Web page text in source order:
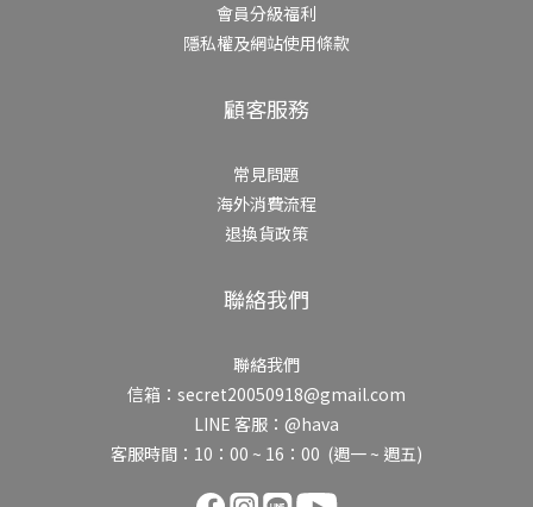
會員分級福利
隱私權及網站使用條款
顧客服務
常見問題
海外消費流程
退換貨政策
聯絡我們
聯絡我們
信箱：secret20050918@gmail.com
LINE 客服：@hava
客服時間：10：00 ~ 16：00 (週一 ~ 週五)